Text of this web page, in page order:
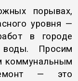
порывах,
уровня —
в городе
воды. Просим
коммунальным
— это